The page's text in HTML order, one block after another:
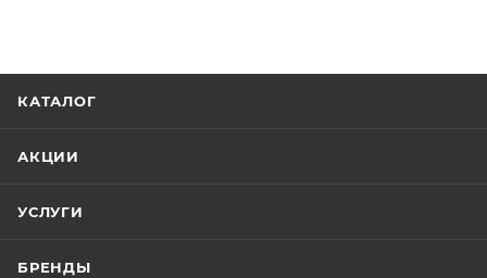
КАТАЛОГ
АКЦИИ
УСЛУГИ
БРЕНДЫ